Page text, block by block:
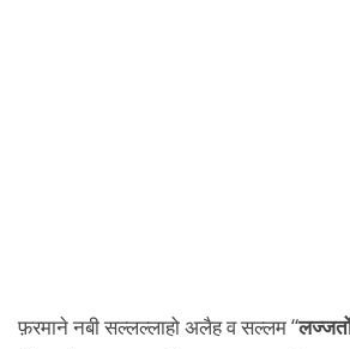
फ़रमाने नबी सल्लल्लाहो अलैह व सल्लम “